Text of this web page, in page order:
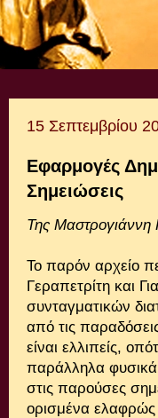
15 Σεπτεμβρίου
Εφαρμογές
Σημειώσεις
Της Μαστρογιάννη
Το παρόν αρχείο
Γεραπετρίτη και
συνταγματικών
από τις
είναι ελλιπείς,
παράλληλα φυσικά
στις παρούσες
ορισμένα ελαφρώς